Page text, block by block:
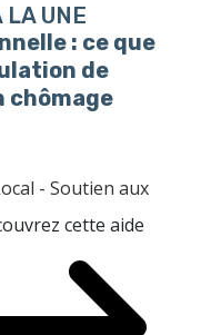
LA UNE
: ce que
de
chômage
- Soutien aux
cette aide